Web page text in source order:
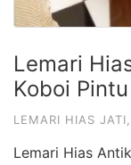
Lemari
Koboi
LEMARI HIAS JATI,
Lemari Hias